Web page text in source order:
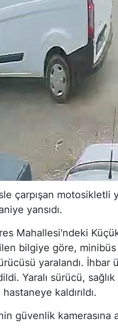
çarpışan motosikletli
yansıdı.
Mahallesi'ndeki
bilgiye göre, minibüs
yaralandı. İhbar
Yaralı sürücü,
kaldırıldı.
güvenlik kamerasına